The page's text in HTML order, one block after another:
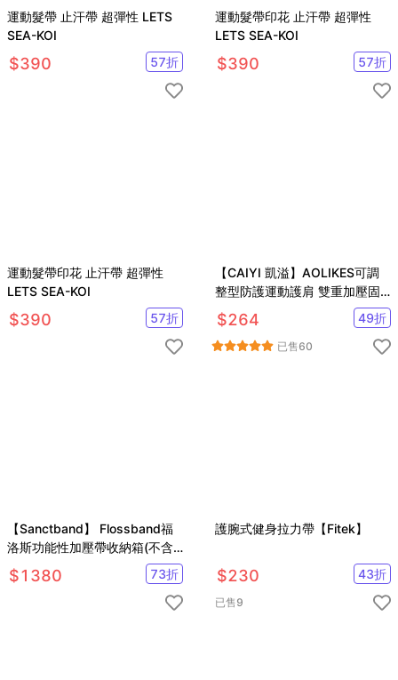
運動髮帶 止汗帶 超彈性 LETS
SEA-KOI
$390 57折
運動髮帶印花 止汗帶 超彈性
LETS SEA-KOI
$390 57折
運動髮帶印花 止汗帶 超彈性
LETS SEA-KOI
$390 57折
【CAIYI 凱溢】AOLIKES可調
整型防護運動護肩 雙重加壓固
定 肩膀關節拉傷 運動護肩 單肩
可調整型防護
$264 49折
已售60
【Sanctband】 Flossband福
洛斯功能性加壓帶收納箱(不含
加壓帶)
$1380 73折
護腕式健身拉力帶【Fitek】
$230 43折
已售9